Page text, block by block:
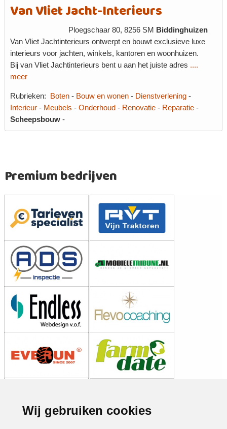
Wij gebruiken cookies
Van Vliet Jacht-Interieurs
Ploegschaar 80, 8256 SM
Biddinghuizen
Van Vliet Jachtinterieurs ontwerpt en bouwt exclusieve luxe
interieurs voor jachten, winkels, kantoren en woonhuizen.
Bij van Vliet Jachtinterieurs bent u aan het juiste adres ....
meer
Rubrieken: Boten - Bouw en wonen - Dienstverlening -
Interieur - Meubels -Onderhoud - Renovatie - Reparatie -
Scheepsbouw -
Premium bedrijven